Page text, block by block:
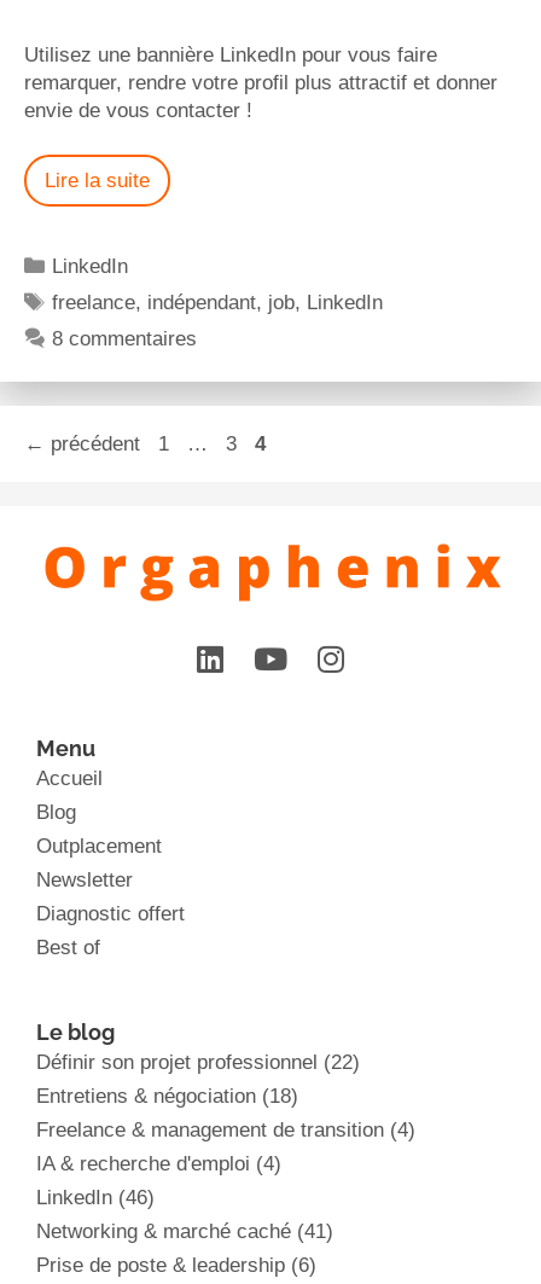
Utilisez une bannière LinkedIn pour vous faire
remarquer, rendre votre profil plus attractif et donner
envie de vous contacter !
Lire la suite
LinkedIn
freelance, indépendant, job, LinkedIn
8 commentaires
← précédent 1 … 3 4
Menu
Accueil
Blog
Outplacement
Newsletter
Diagnostic offert
Best of
Le blog
Définir son projet professionnel (22)
Entretiens & négociation (18)
Freelance & management de transition (4)
IA & recherche d'emploi (4)
LinkedIn (46)
Networking & marché caché (41)
Prise de poste & leadership (6)